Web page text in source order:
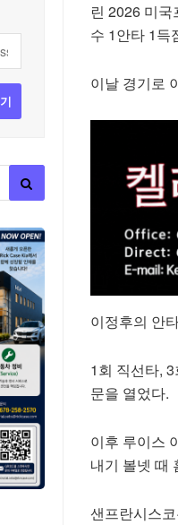
린 2026 미
수 1안타 1득
이날 경기로
이정후의 안
1회 직선타,
문을 열었다.
이후 루이스
내기 볼넷 때
샌프란시스